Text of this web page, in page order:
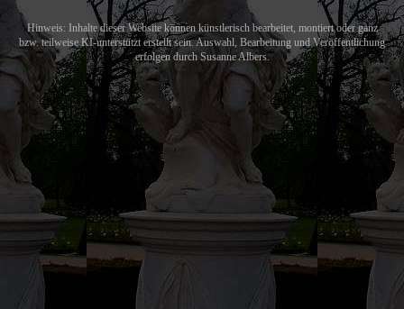
Hinweis: Inhalte dieser Website können künstlerisch bearbeitet, montiert oder ganz
bzw. teilweise KI-unterstützt erstellt sein. Auswahl, Bearbeitung und Veröffentlichung
erfolgen durch Susanne Albers.